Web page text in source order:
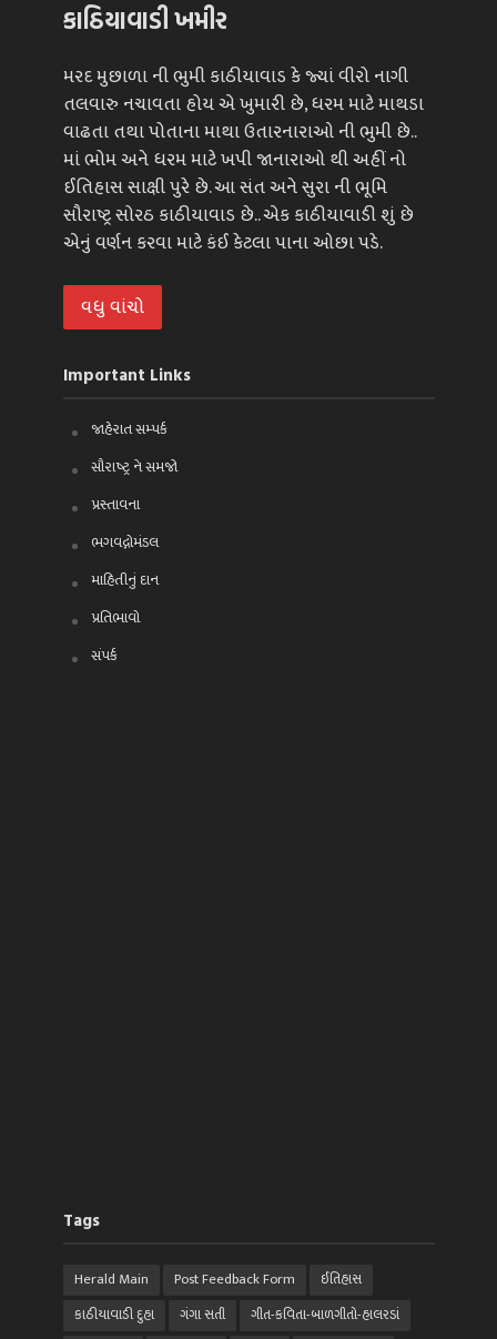
કાઠિયાવાડી ખમીર
મરદ મુછાળા ની ભુમી કાઠીયાવાડ કે જ્યાં વીરો નાગી
તલવારુ નચાવતા હોય એ ખુમારી છે, ધરમ માટે માથડા
વાઢતા તથા પોતાના માથા ઉતારનારાઓ ની ભુમી છે..
માં ભોમ અને ધરમ માટે ખપી જાનારાઓ થી અહીં નો
ઈતિહાસ સાક્ષી પુરે છે. આ સંત અને સુરા ની ભૂમિ
સૌરાષ્ટ્ર સોરઠ કાઠીયાવાડ છે.. એક કાઠીયાવાડી શું છે
એનું વર્ણન કરવા માટે કંઈ કેટલા પાના ઓછા પડે.
વધુ વાંચો
Important Links
જાહેરાત સમ્પર્ક
સૌરાષ્ટ્ર ને સમજો
પ્રસ્તાવના
ભગવદ્ગોમંડલ
માહિતીનું દાન
પ્રતિભાવો
સંપર્ક
Tags
Herald Main Post Feedback Form
ઈતિહાસ
કાઠીયાવાડી દુહા
ગંગા સતી ગીત-કવિતા-બાળગીતો-હાલરડાં